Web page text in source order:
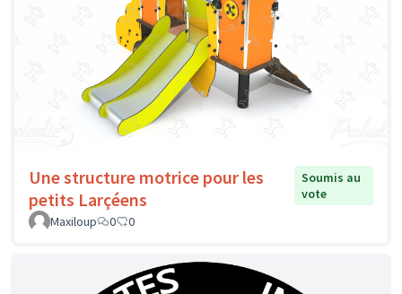
Une structure motrice pour les
petits Larçéens
Soumis au
vote
Maxiloup
0 0